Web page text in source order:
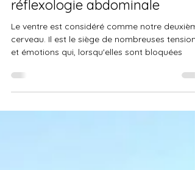
Massage Qi Nei Zang,
réflexologie abdominale
Le ventre est considéré comme notre
et émotions qui, lorsqu'elles sont bloquées